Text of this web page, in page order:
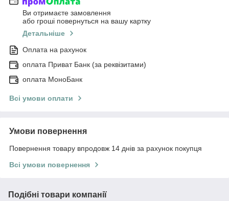
Ви отримаєте замовлення
або гроші повернуться на вашу картку
Детальніше
Оплата на рахунок
оплата Приват Банк (за реквізитами)
оплата МоноБанк
Всі умови оплати
Умови повернення
Повернення товару впродовж 14 днів за рахунок покупця
Всі умови повернення
Подібні товари компанії